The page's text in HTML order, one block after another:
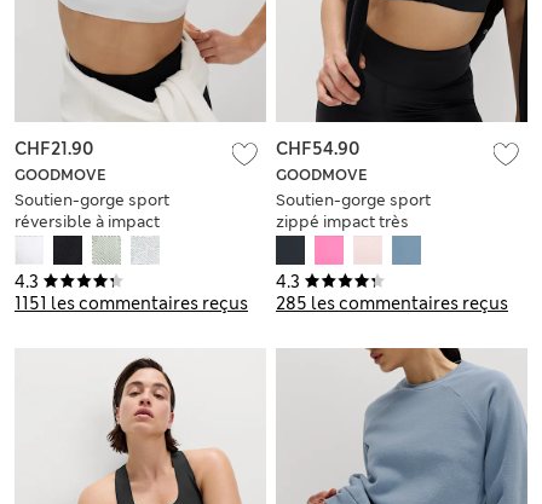
4.3
1151 les commentaires reçus
GOODMOVE
Soutien-gorge sport
réversible à impact
moyen sans couture
CHF21.90
4.3
285 les commentaires reçus
GOODMOVE
Soutien-gorge sport
zippé impact très
bonnets A à GG
CHF54.90